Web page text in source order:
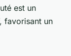
est un
favorisant un